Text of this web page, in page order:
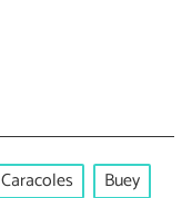
Caracoles
Buey